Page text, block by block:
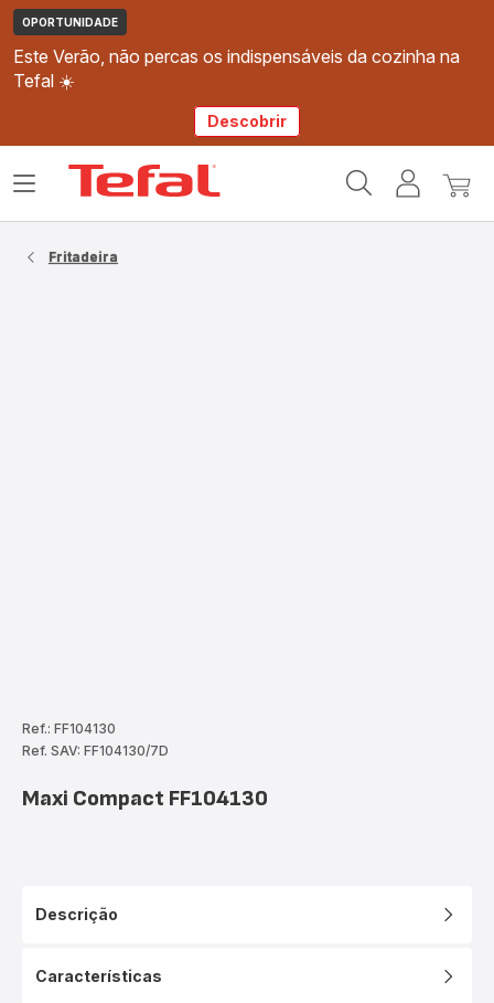
OPORTUNIDADE
Este Verão, não percas os indispensáveis da cozinha na
Tefal ☀️
Descobrir
Tefal
O
Abrir
Fritadeira
Ref.: FF104130
Ref. SAV: FF104130/7D
Maxi Compact FF104130
Descrição
Características